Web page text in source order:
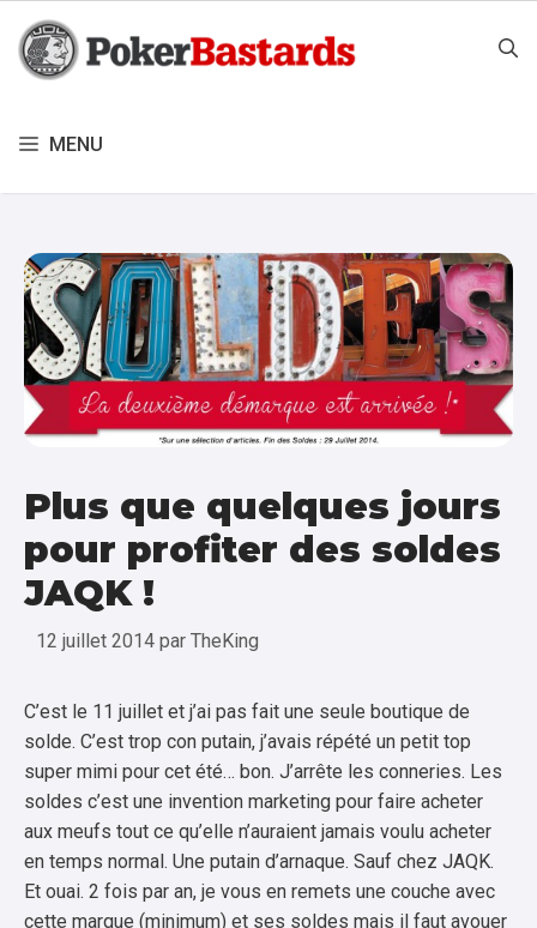
contenu
MENU
Plus que quelques jours
pour profiter des soldes
JAQK !
12 juillet 2014 par TheKing
C’est le 11 juillet et j’ai pas fait une seule boutique de
solde. C’est trop con putain, j’avais répété un petit top
super mimi pour cet été… bon. J’arrête les conneries. Les
soldes c’est une invention marketing pour faire acheter
aux meufs tout ce qu’elle n’auraient jamais voulu acheter
en temps normal. Une putain d’arnaque. Sauf chez JAQK.
Et ouai. 2 fois par an, je vous en remets une couche avec
cette marque (minimum) et ses soldes mais il faut avouer